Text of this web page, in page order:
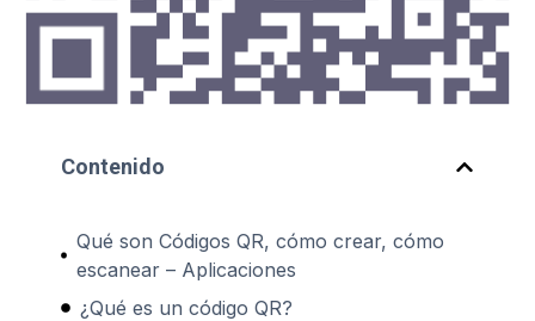
Contenido
Qué son Códigos QR, cómo crear, cómo
escanear – Aplicaciones
¿Qué es un código QR?